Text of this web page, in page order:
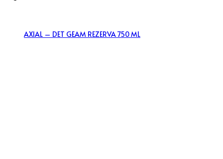
AXIAL – DET GEAM REZERVA 750 ML